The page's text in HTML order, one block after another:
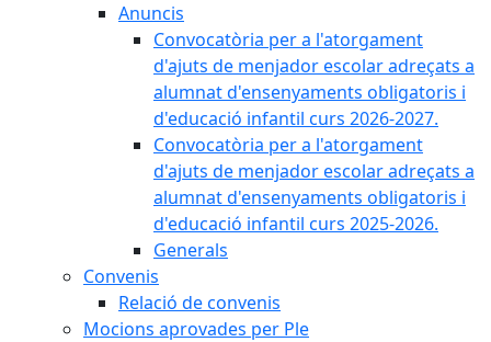
Anuncis
Convocatòria per a l'atorgament
d'ajuts de menjador escolar adreçats a
alumnat d'ensenyaments obligatoris i
d'educació infantil curs 2026-2027.
Convocatòria per a l'atorgament
d'ajuts de menjador escolar adreçats a
alumnat d'ensenyaments obligatoris i
d'educació infantil curs 2025-2026.
Generals
Convenis
Relació de convenis
Mocions aprovades per Ple